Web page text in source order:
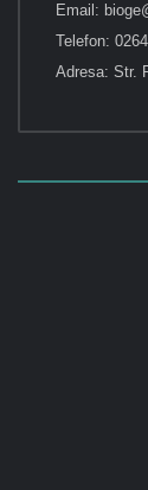
Email:
Telefon:
Adresa: Str.